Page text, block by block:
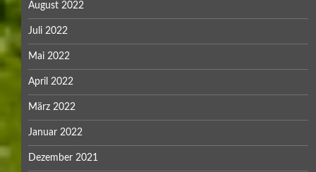
August 2022
Juli 2022
Mai 2022
April 2022
März 2022
Januar 2022
Dezember 2021